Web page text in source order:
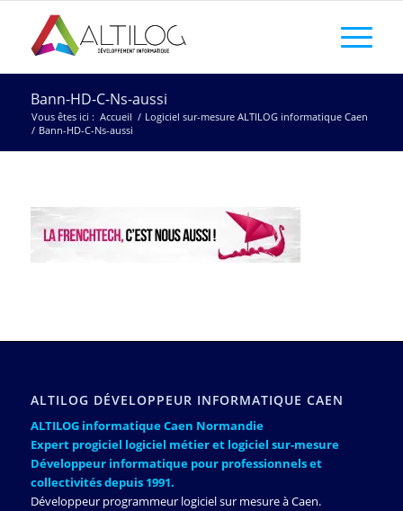
Bann-HD-C-Ns-aussi
Vous êtes ici : Accueil / Logiciel sur-mesure ALTILOG informatique Caen
/ Bann-HD-C-Ns-aussi
ALTILOG DÉVELOPPEUR INFORMATIQUE CAEN
ALTILOG informatique Caen Normandie
Expert progiciel logiciel métier et logiciel sur-mesure
Développeur informatique pour professionnels et
collectivités depuis 1991.
Développeur programmeur logiciel sur mesure à Caen.